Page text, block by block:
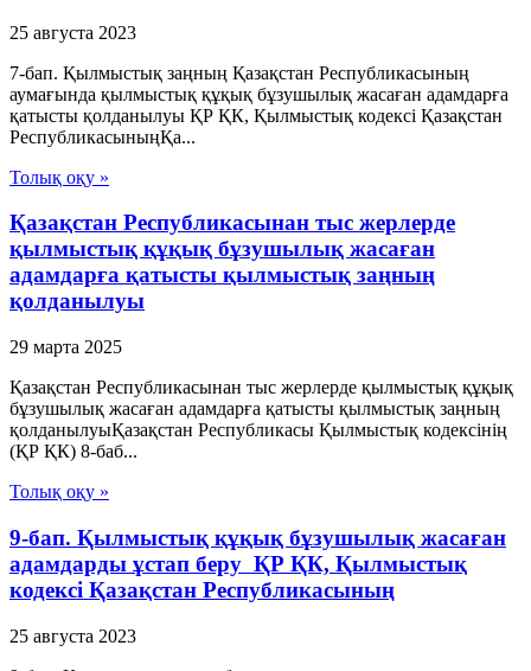
25 августа 2023
7-бап. Қылмыстық заңның Қазақстан Республикасының
аумағында қылмыстық құқық бұзушылық жасаған адамдарға
қатысты қолданылуы ҚР ҚК, Қылмыстық кодексi Қазақстан
РеспубликасыныңҚа...
Толық оқу »
Қазақстан Республикасынан тыс жерлерде
қылмыстық құқық бұзушылық жасаған
адамдарға қатысты қылмыстық заңның
қолданылуы
29 марта 2025
Қазақстан Республикасынан тыс жерлерде қылмыстық құқық
бұзушылық жасаған адамдарға қатысты қылмыстық заңның
қолданылуыҚазақстан Республикасы Қылмыстық кодексінің
(ҚР ҚК) 8-баб...
Толық оқу »
9-бап. Қылмыстық құқық бұзушылық жасаған
адамдарды ұстап беру ҚР ҚК, Қылмыстық
кодексi Қазақстан Республикасының
25 августа 2023